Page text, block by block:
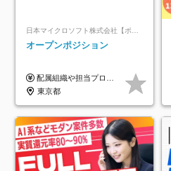
日本マイクロソフト株式会社【ポジションマッチ登録】
オープンポジション
配属組織や担当プロジェクトにより異なります。 ▼参考情報 ----------------------- 年俸650万～（1/12を月々支給） ※経験、能力を考慮の上、当社規定により優遇いたします。 ※時間外、休日出勤、深夜手当に対する賃金も基本年俸に含みます。
東京都